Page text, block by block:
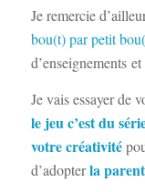
Je remercie
bou(t) par petit
d’enseignements
Je vais essayer de
le jeu c’est du
votre créativité
d’adopterla